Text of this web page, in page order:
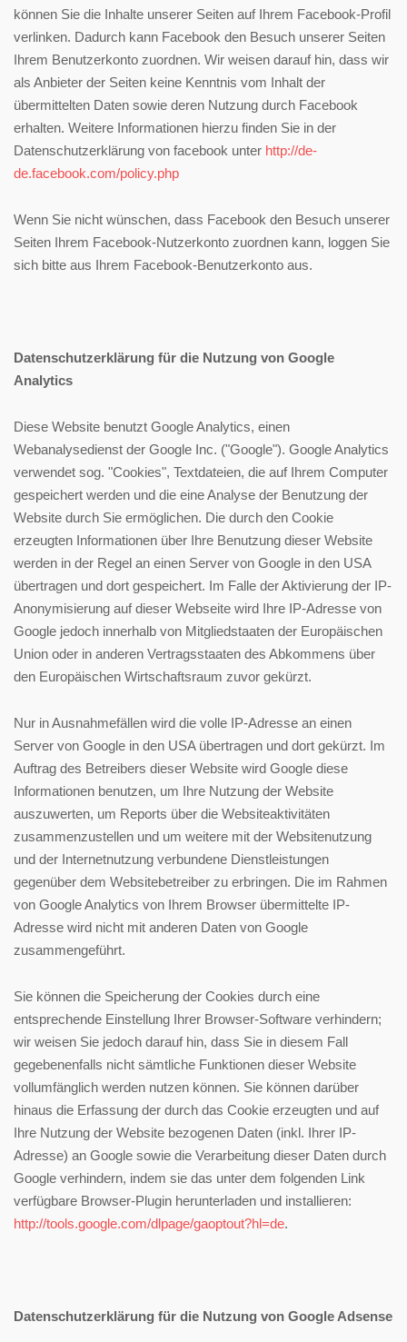
können Sie die Inhalte unserer Seiten auf Ihrem Facebook-Profil
verlinken. Dadurch kann Facebook den Besuch unserer Seiten
Ihrem Benutzerkonto zuordnen. Wir weisen darauf hin, dass wir
als Anbieter der Seiten keine Kenntnis vom Inhalt der
übermittelten Daten sowie deren Nutzung durch Facebook
erhalten. Weitere Informationen hierzu finden Sie in der
Datenschutzerklärung von facebook unter http://de-
de.facebook.com/policy.php
Wenn Sie nicht wünschen, dass Facebook den Besuch unserer
Seiten Ihrem Facebook-Nutzerkonto zuordnen kann, loggen Sie
sich bitte aus Ihrem Facebook-Benutzerkonto aus.
Datenschutzerklärung für die Nutzung von Google
Analytics
Diese Website benutzt Google Analytics, einen
Webanalysedienst der Google Inc. ("Google"). Google Analytics
verwendet sog. "Cookies", Textdateien, die auf Ihrem Computer
gespeichert werden und die eine Analyse der Benutzung der
Website durch Sie ermöglichen. Die durch den Cookie
erzeugten Informationen über Ihre Benutzung dieser Website
werden in der Regel an einen Server von Google in den USA
übertragen und dort gespeichert. Im Falle der Aktivierung der IP-
Anonymisierung auf dieser Webseite wird Ihre IP-Adresse von
Google jedoch innerhalb von Mitgliedstaaten der Europäischen
Union oder in anderen Vertragsstaaten des Abkommens über
den Europäischen Wirtschaftsraum zuvor gekürzt.
Nur in Ausnahmefällen wird die volle IP-Adresse an einen
Server von Google in den USA übertragen und dort gekürzt. Im
Auftrag des Betreibers dieser Website wird Google diese
Informationen benutzen, um Ihre Nutzung der Website
auszuwerten, um Reports über die Websiteaktivitäten
zusammenzustellen und um weitere mit der Websitenutzung
und der Internetnutzung verbundene Dienstleistungen
gegenüber dem Websitebetreiber zu erbringen. Die im Rahmen
von Google Analytics von Ihrem Browser übermittelte IP-
Adresse wird nicht mit anderen Daten von Google
zusammengeführt.
Sie können die Speicherung der Cookies durch eine
entsprechende Einstellung Ihrer Browser-Software verhindern;
wir weisen Sie jedoch darauf hin, dass Sie in diesem Fall
gegebenenfalls nicht sämtliche Funktionen dieser Website
vollumfänglich werden nutzen können. Sie können darüber
hinaus die Erfassung der durch das Cookie erzeugten und auf
Ihre Nutzung der Website bezogenen Daten (inkl. Ihrer IP-
Adresse) an Google sowie die Verarbeitung dieser Daten durch
Google verhindern, indem sie das unter dem folgenden Link
verfügbare Browser-Plugin herunterladen und installieren:
http://tools.google.com/dlpage/gaoptout?hl=de.
Datenschutzerklärung für die Nutzung von Google Adsense